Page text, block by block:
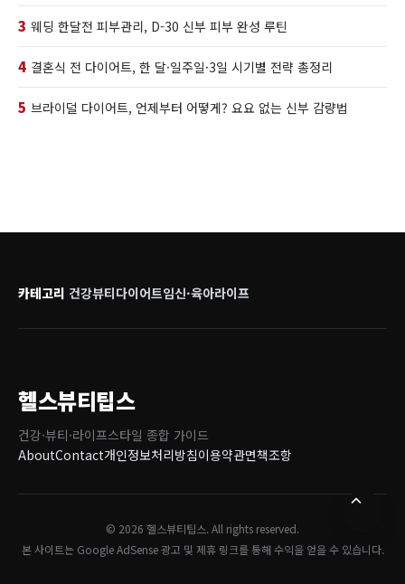
3 웨딩 한달전 피부관리, D-30 신부 피부 완성 루틴
4 결혼식 전 다이어트, 한 달·일주일·3일 시기별 전략 총정리
5 브라이덜 다이어트, 언제부터 어떻게? 요요 없는 신부 감량법
카테고리 건강뷰티다이어트임신·육아라이프
헬스뷰티팁스
건강·뷰티·라이프스타일 종합 가이드
AboutContact개인정보처리방침이용약관면책조항
© 2026 헬스뷰티팁스. All rights reserved.
본 사이트는 Google AdSense 광고 및 제휴 링크를 통해 수익을 얻을 수 있습니다.